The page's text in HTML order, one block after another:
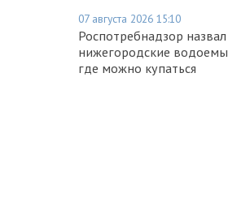
07 августа 2026 15:10
Роспотребнадзор назвал
нижегородские водоемы,
где можно купаться